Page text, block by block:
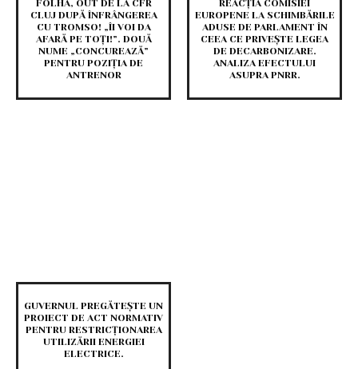
FOLHA, OUT DE LA CFR
CLUJ DUPĂ ÎNFRÂNGEREA
CU TROMSO! „ÎI VOI DA
AFARĂ PE TOȚI!”. DOUĂ
NUME „CONCUREAZĂ”
PENTRU POZIȚIA DE
ANTRENOR
REACȚIA COMISIEI
EUROPENE LA SCHIMBĂRILE
ADUSE DE PARLAMENT ÎN
CEEA CE PRIVEȘTE LEGEA
DE DECARBONIZARE.
ANALIZA EFECTULUI
ASUPRA PNRR.
GUVERNUL PREGĂTEȘTE UN
PROIECT DE ACT NORMATIV
PENTRU RESTRICȚIONAREA
UTILIZĂRII ENERGIEI
ELECTRICE.